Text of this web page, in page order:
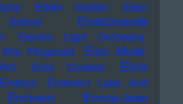
Eddie Vedder
Eden
Editors
Einstürzende
Electric Light Orchestra
Ella Fitzgerald Elon Musk
Elvis Costello
Elvis
Embryo
Emerson Lake And
Eminem
Emma-Jean